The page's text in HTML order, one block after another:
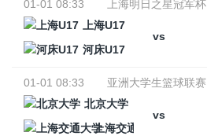
01-01 08:33
上海明日之星冠军杯
上海U17
vs
河床U17
01-01 08:33
亚洲大学生篮球联赛
北京大学
vs
上海交通大学